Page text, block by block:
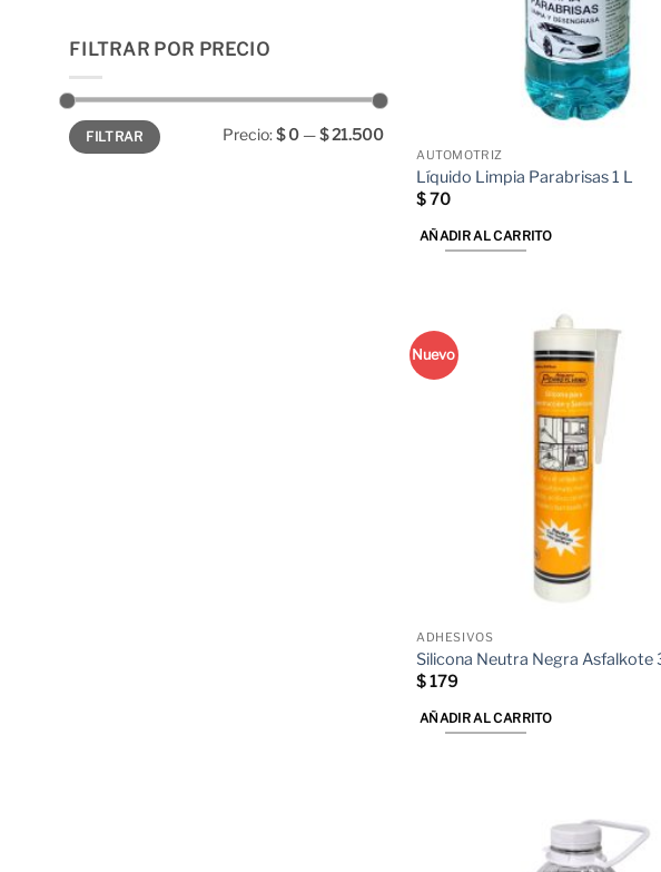
FILTRAR POR PRECIO
Precio
mínimo
Precio
máximo
FILTRAR Precio:$ 0—$ 21.500
AUTOMOTRIZ
Líquido Limpia Parabrisas 1 L
$70
AÑADIR AL CARRITO
Nuevo
ADHESIVOS
Silicona Neutra Negra Asfalkote
$179
AÑADIR AL CARRITO